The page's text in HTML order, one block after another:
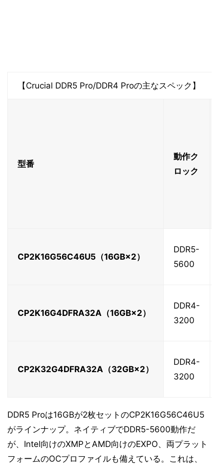
【Crucial DDR5 Pro/DDR4 Proの主なスペック】
型番
動作ク
ロック
CP2K16G56C46U5（16GB×2）
DDR5-
5600
CP2K16G4DFRA32A（16GB×2）
DDR4-
3200
CP2K32G4DFRA32A（32GB×2）
DDR4-
3200
DDR5 Proは16GBが2枚セットのCP2K16G56C46U5
がラインナップ。ネイティブでDDR5-5600動作だ
が、Intel向けのXMPとAMD向けのEXPO、両プラット
フォームのOCプロファイルも備えている。これは、